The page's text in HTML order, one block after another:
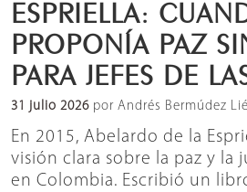
ESPRIELLA:
PROPONÍA PAZ
PARA JEFES DE
31 julio 2026 por Andrés Bermúdez
En 2015, Abelardo de la
visión clara sobre la paz y la
en Colombia. Escribió un